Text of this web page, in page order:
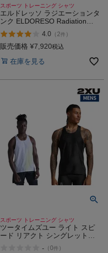
スポーツ トレーニング シャツ
エルドレッソ ラジエーションタ
ンク ELDORESO Radiation
Tank
4.0 （ 2件 ）
販売価格 ¥7,920税込
在庫を見る
スポーツ トレーニング シャツ
ツータイムズユー ライト スピ
ード リアクト シングレット
- （0件 ）